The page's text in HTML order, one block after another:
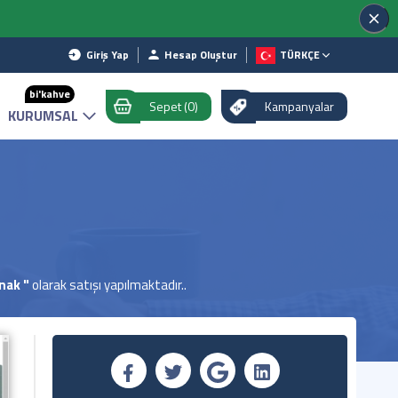
Giriş Yap Hesap Oluştur TÜRKÇE
bi'kahve
KURUMSAL Sepet (0) Kampanyalar
"olarak satışı yapılmaktadır..